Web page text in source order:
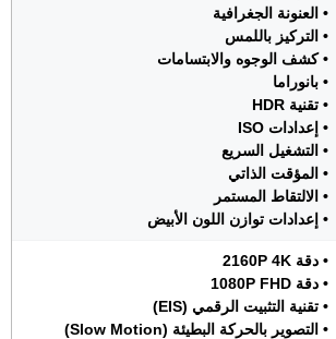
• العنونة الجغرافية
• التركيز باللمس
• كشف الوجوه والابتسامات
• بانوراما
• تقنية HDR
• إعدادات ISO
• التشغيل السريع
• المؤقت الذاتي
• الالتقاط المستمر
• إعدادات توازن اللون الأبيض
• دقة 2160P 4K
• دقة 1080P FHD
• تقنية التثبيت الرقمي (EIS)
• التصوير بالحركة البطيئة (Slow Motion)